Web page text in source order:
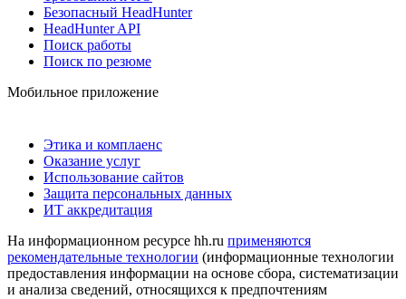
Безопасный HeadHunter
HeadHunter API
Поиск работы
Поиск по резюме
Мобильное приложение
Этика и комплаенс
Оказание услуг
Использование сайтов
Защита персональных данных
ИТ аккредитация
На информационном ресурсе hh.ru применяются
рекомендательные технологии (информационные технологии
предоставления информации на основе сбора, систематизации
и анализа сведений, относящихся к предпочтениям